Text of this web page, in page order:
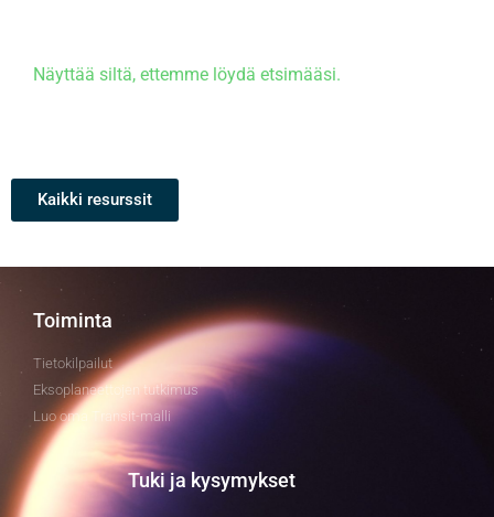
Näyttää siltä, ettemme löydä etsimääsi.
Kaikki resurssit
Toiminta
Tietokilpailut
Eksoplaneettojen tutkimus
Luo oma Transit-malli
Tuki ja kysymykset